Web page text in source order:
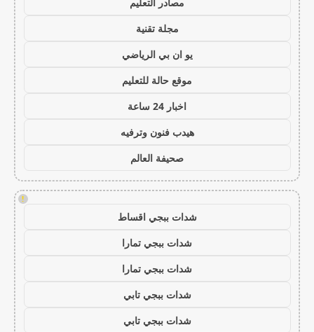
مجلة تقنية
يو ان بي الرياضي
موقع حالة للتعليم
اخبار 24 ساعة
هيدب فنون وترفيه
صحيفة العالم
!
شدات ببجي اقساط
شدات ببجي تمارا
شدات ببجي تمارا
شدات ببجي تابي
شدات ببجي تابي